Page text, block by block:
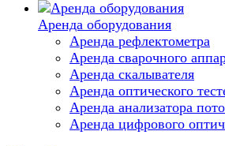
Аренда оборудования
Аренда рефлектометра
Аренда сварочного
Аренда скалывателя
Аренда оптического
Аренда анализатора
Аренда цифрового